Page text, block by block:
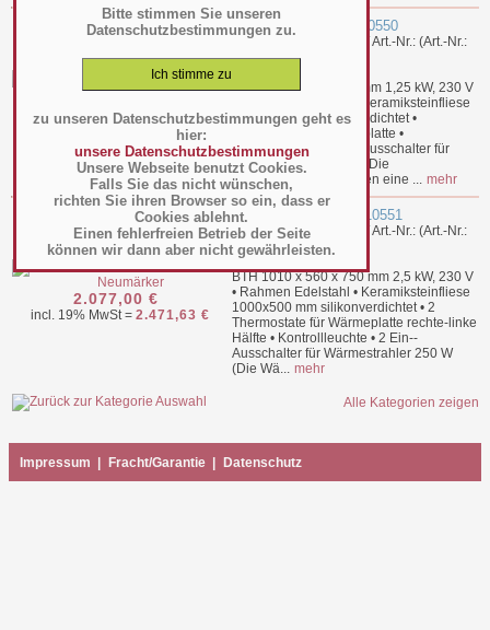
Bitte stimmen Sie unseren
Datenschutzbestimmungen zu.
zu unseren Datenschutzbestimmungen geht es
hier:
unsere Datenschutzbestimmungen
Unsere Webseite benutzt Cookies.
Falls Sie das nicht wünschen,
richten Sie ihren Browser so ein, dass er
Cookies ablehnt.
Einen fehlerfreien Betrieb der Seite
können wir dann aber nicht gewährleisten.
1.099,00 €
incl. 19% MwSt =1.307,81 €
Tibet-Wärmer I - 10-10550
Hersteller: Neumärker / Art.-Nr.: (Art.-Nr.:
079.10.002)
BTH 510 x 560 x 750 mm 1,25 kW, 230 V
• Rahmen Edelstahl • Keramiksteinfliese
500x500 mm silikonverdichtet •
Thermostat für Wärmeplatte •
Kontrollleuchte • Ein--Ausschalter für
Wärmestrahler 250 W (Die
Wärmeleuchten schaffen eine ... mehr
2.077,00 €
incl. 19% MwSt = 2.471,63 €
Tibet-Wärmer II - 10-10551
Hersteller: Neumärker / Art.-Nr.: (Art.-Nr.:
079.10.007)
BTH 1010 x 560 x 750 mm 2,5 kW, 230 V
• Rahmen Edelstahl • Keramiksteinfliese
1000x500 mm silikonverdichtet • 2
Thermostate für Wärmeplatte rechte-linke
Hälfte • Kontrollleuchte • 2 Ein--
Ausschalter für Wärmestrahler 250 W
(Die Wä... mehr
Alle Kategorien zeigen
Impressum Fracht/Garantie Datenschutz